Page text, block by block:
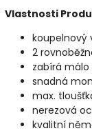
Vlastnosti
koupelnový
2
zabírá
snadná
max.
nerezová
kvalitní